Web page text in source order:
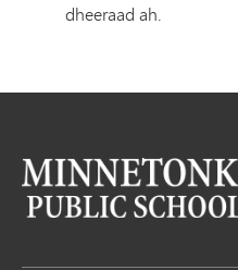
dheeraad ah.